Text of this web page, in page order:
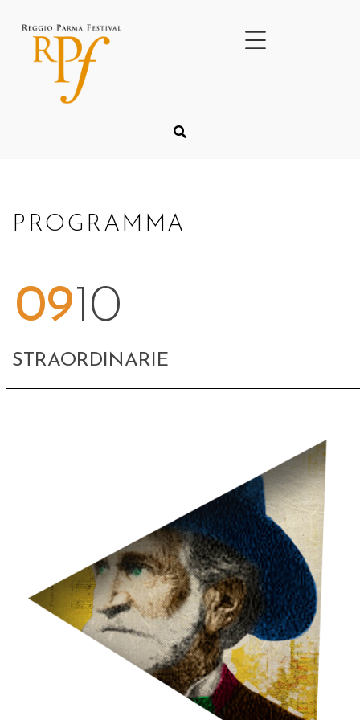
PROGRAMMA
0910
STRAORDINARIE